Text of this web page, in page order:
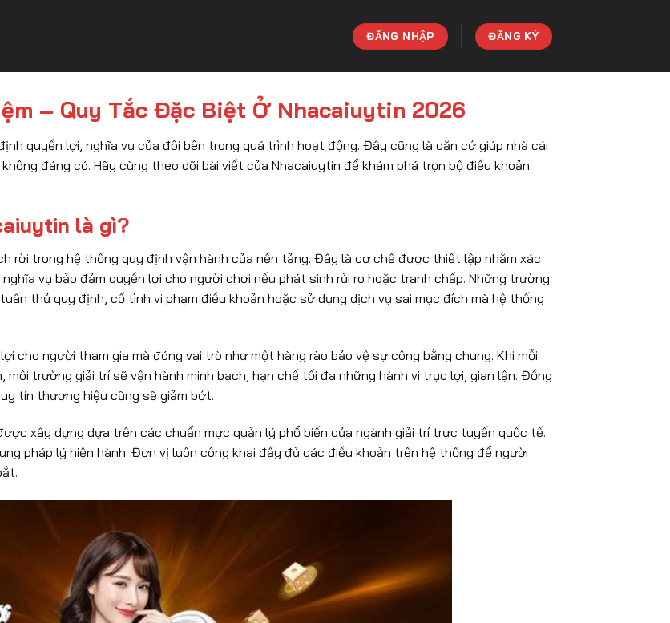
ĐĂNG NHẬP ĐĂNG KÝ
– Quy Tắc Đặc Biệt Ở Nhacaiuytin 2026
quyền lợi, nghĩa vụ của đôi bên trong quá trình hoạt động. Đây cũng là căn cứ giúp nhà cái
đáng có. Hãy cùng theo dõi bài viết của Nhacaiuytin để khám phá trọn bộ điều khoản
là gì?
rời trong hệ thống quy định vận hành của nền tảng. Đây là cơ chế được thiết lập nhằm xác
vụ bảo đảm quyền lợi cho người chơi nếu phát sinh rủi ro hoặc tranh chấp. Những trường
thủ quy định, cố tình vi phạm điều khoản hoặc sử dụng dịch vụ sai mục đích mà hệ thống
cho người tham gia mà đóng vai trò như một hàng rào bảo vệ sự công bằng chung. Khi mỗi
trường giải trí sẽ vận hành minh bạch, hạn chế tối đa những hành vi trục lợi, gian lận. Đồng
tín thương hiệu cũng sẽ giảm bớt.
xây dựng dựa trên các chuẩn mực quản lý phổ biến của ngành giải trí trực tuyến quốc tế.
pháp lý hiện hành. Đơn vị luôn công khai đầy đủ các điều khoản trên hệ thống để người